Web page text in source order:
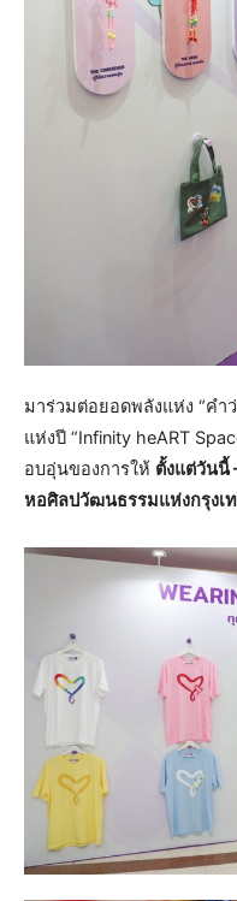
มาร่วมต่อยอดพลังแห่ง “คำ
แห่งปี “Infinity heART
อบอุ่นของการให้ ตั้งแต่วันนี้
หอศิลปวัฒนธรรมแห่งกรุงเ